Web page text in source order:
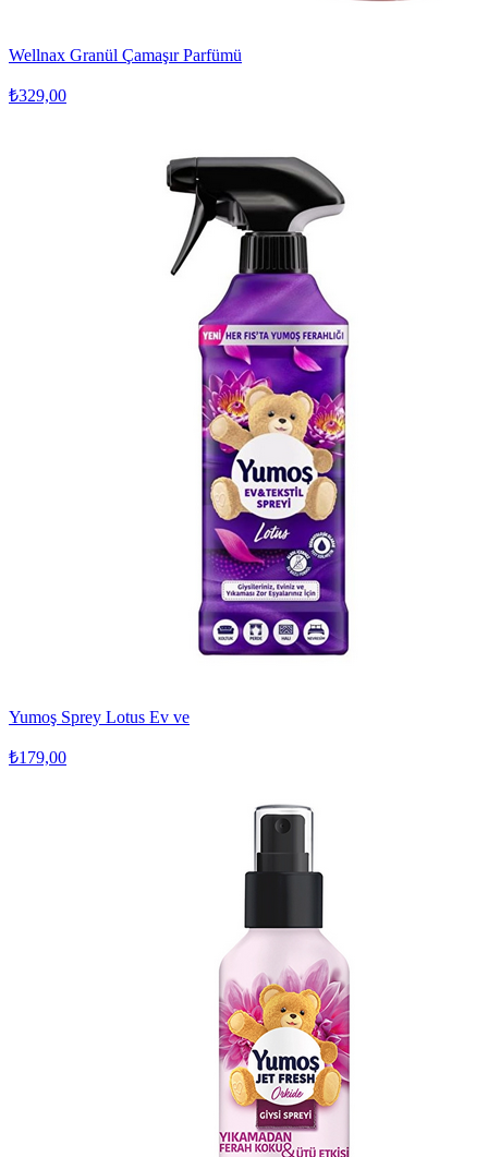
Wellnax Granül Çamaşır Parfümü
₺329,00
Yumoş Sprey Lotus Ev ve
₺179,00